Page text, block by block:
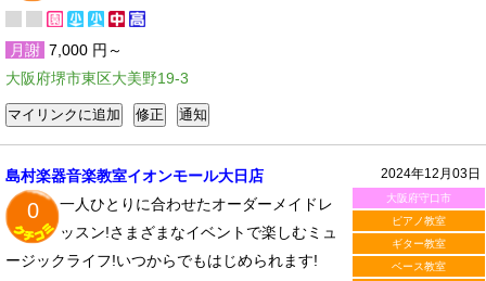
月謝 7,000 円～
大阪府堺市東区大美野19-3
2024年12月03日
大阪府守口市
ピアノ教室
ギター教室
ベース教室
島村楽器音楽教室イオンモール大日店
0
一人ひとりに合わせたオーダーメイドレ
ッスン!さまざまなイベントで楽しむミュ
ージックライフ!いつからでもはじめられます!